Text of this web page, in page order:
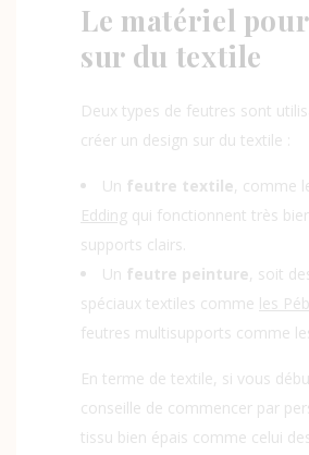
Le matériel
sur du textile
Deux types de feutres sont
créer un design sur du textile :
Un feutre textile, comme
Edding qui fonctionnent très
supports clairs.
Un feutre peinture, soit
spéciaux textiles comme les
feutres multisupports comme
En terme de textile, si vous
conseille de commencer par
tissu bien épais comme celui